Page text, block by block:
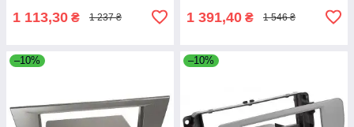
1 113,30 ₴ 1 237 ₴ 1 391,40 ₴ 1 546 ₴
–10% –10%